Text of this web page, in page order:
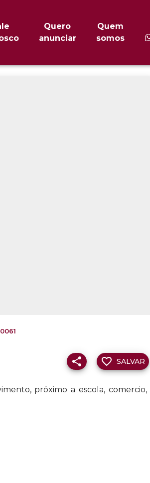
Quero
anunciar
Quem
somos
próximo a escola, comercio,
SALVAR